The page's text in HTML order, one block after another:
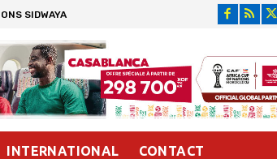
SIDWAYA
INTERNATIONAL CONTACT